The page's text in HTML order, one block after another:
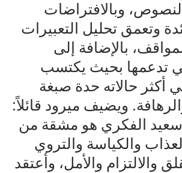
وبالافتراضات
وتعمق تحليل التعبيرات
بالإضافة إلى
تدعمها بحيث يكتسب
أكثر حالاته حدة صبغة
ويضيف ميرود قائلاً:
الفكري هو مشقة من
والكياسة والتروي
والالتزام والأمل، وأعتقد